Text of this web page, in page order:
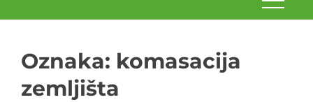
Oznaka: komasacija
zemljišta